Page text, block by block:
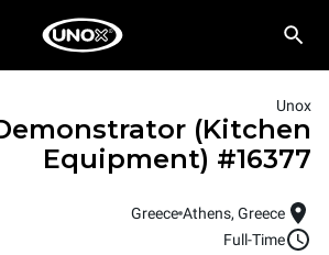
Unox
(Kitchen
Equipment) #16377
Athens, Greece
Greece
Full-Time